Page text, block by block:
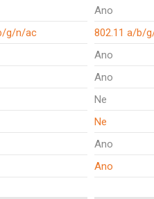
Ano
g/n/ac 802.11 a/b/
Ano
Ano
Ne
Ne
Ano
Ano